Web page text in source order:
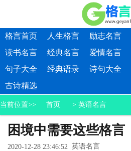
格言首页 人生格言 励志名言
读书名言
经典名言 爱情名言
句子大全
经典语录 诗句大全
古诗精选
当前位置>> 首页 > 英语名言
困境中需要这些格言
2020-12-28 23:46:52 英语名言